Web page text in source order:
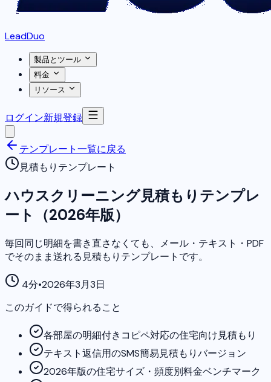
LeadDuo
製品とツール
料金
リソース
ログイン新規登録
テンプレート一覧に戻る
見積もりテンプレート
ハウスクリーニング見積もりテンプレ
ート（2026年版）
毎回同じ明細を書き直さなくても、メール・テキスト・PDF
でそのまま送れる見積もりテンプレートです。
4分•2026年3月3日
このガイドで得られること
各部屋の明細付きコピペ対応の住宅向け見積もり
テキスト返信用のSMS簡易見積もりバージョン
2026年版の住宅サイズ・頻度別料金ベンチマーク